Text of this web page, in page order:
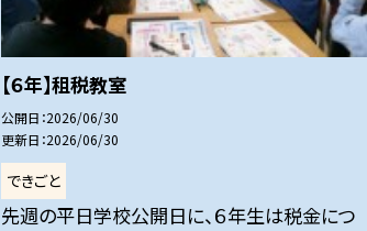
【６年】租税教室
公開日 2026/06/30
更新日 2026/06/30
できごと
先週の平日学校公開日に、６年生は税金につ